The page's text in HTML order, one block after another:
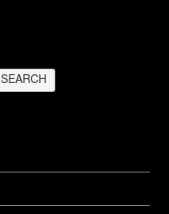
SEARCH